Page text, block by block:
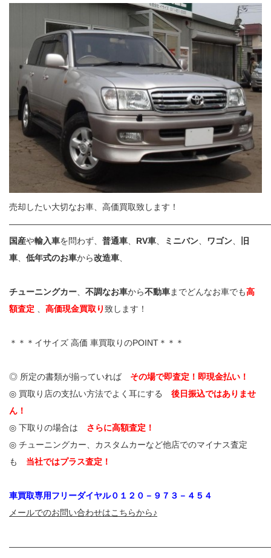
売却したい大切なお車、高価買取致します！
国産や輸入車を問わず、 普通車 RV車 ミニバン ワゴン
旧
車
低年式のお車から改造車
チューニングカー 不調なお車から不動車までどんなお車でも高
額査定
高価現金買取り致します！
＊＊＊イサイズ 高価 車買取りのPOINT＊＊＊
◎ 所定の書類が揃っていれば その場で即査定！即現金払い！
◎ 買取り店の支払い方法でよく耳にする 後日振込ではありませ
ん！
◎ 下取りの場合は さらに高額査定！
◎ チューニングカー、カスタムカーなど他店でのマイナス査定
も 当社ではプラス査定！
車買取専用フリーダイヤル０１２０－９７３－４５４
メールでのお問い合わせはこちらから♪